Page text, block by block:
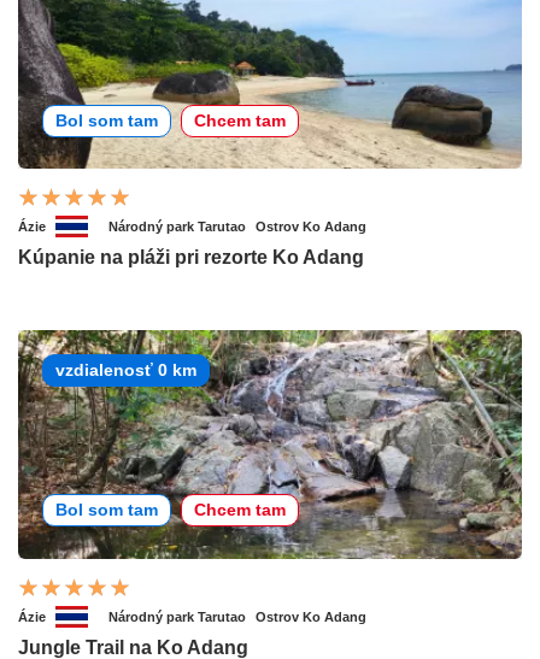
Bol som tam Chcem tam
Ázie Národný park Tarutao Ostrov Ko Adang
Kúpanie na pláži pri rezorte Ko Adang
vzdialenosť 0 km
Bol som tam Chcem tam
Ázie Národný park Tarutao Ostrov Ko Adang
Jungle Trail na Ko Adang